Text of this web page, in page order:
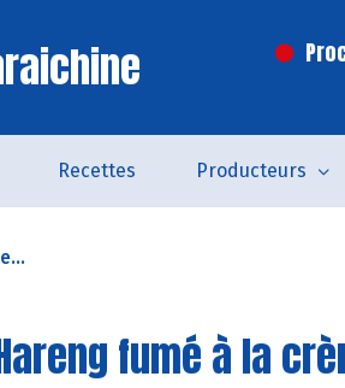
Recettes Producteurs
fumé à la